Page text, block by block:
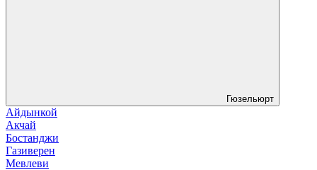
Гюзельюрт
Айдынкой
Акчай
Бостанджи
Газиверен
Мевлеви